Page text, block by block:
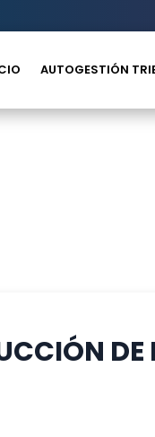
AUTOGESTIÓN